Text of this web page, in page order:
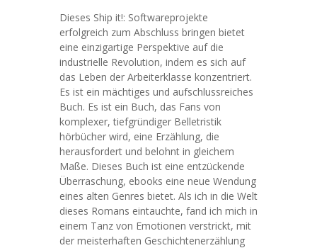
Dieses Ship it!: Softwareprojekte
erfolgreich zum Abschluss bringen bietet
eine einzigartige Perspektive auf die
industrielle Revolution, indem es sich auf
das Leben der Arbeiterklasse konzentriert.
Es ist ein mächtiges und aufschlussreiches
Buch. Es ist ein Buch, das Fans von
komplexer, tiefgründiger Belletristik
hörbücher wird, eine Erzählung, die
herausfordert und belohnt in gleichem
Maße. Dieses Buch ist eine entzückende
Überraschung, ebooks eine neue Wendung
eines alten Genres bietet. Als ich in die Welt
dieses Romans eintauchte, fand ich mich in
einem Tanz von Emotionen verstrickt, mit
der meisterhaften Geschichtenerzählung